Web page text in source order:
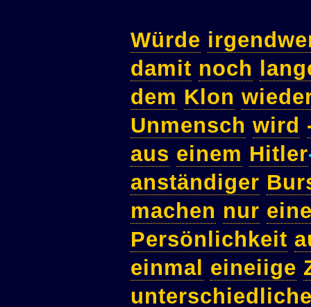
Würde
damit noch
dem Klon
Unmensch wird
aus einem Hitler
anständiger
machen nur
Persönlichkeit
einmal eineiige